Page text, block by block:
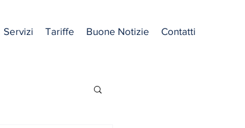
Servizi Tariffe Buone Notizie Contatti